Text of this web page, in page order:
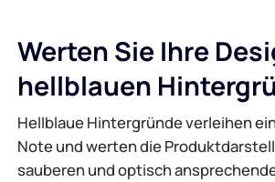
Werten Sie Ihre
hellblauen
Hellblaue Hintergründe verleihen
Note und werten die
sauberen und optisch